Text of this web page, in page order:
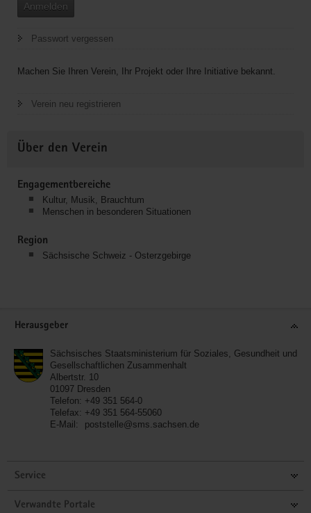
Anmelden
Passwort vergessen
Machen Sie Ihren Verein, Ihr Projekt oder Ihre Initiative bekannt.
Verein neu registrieren
Über den Verein
Engagementbereiche
Kultur, Musik, Brauchtum
Menschen in besonderen Situationen
Region
Sächsische Schweiz - Osterzgebirge
Herausgeber
Sächsisches Staatsministerium für Soziales, Gesundheit und
Gesellschaftlichen Zusammenhalt
Albertstr. 10
01097 Dresden
Telefon: +49 351 564-0
Telefax: +49 351 564-55060
E-Mail:
poststelle@sms.sachsen.de
Service
Verwandte Portale